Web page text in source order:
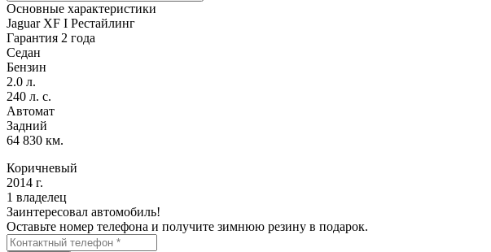
Основные характеристики
Jaguar XF I Рестайлинг
Гарантия 2 года
Седан
Бензин
2.0 л.
240 л. с.
Автомат
Задний
64 830 км.
Коричневый
2014 г.
1 владелец
Заинтересовал автомобиль!
Оставьте номер телефона и получите зимнюю резину в подарок.